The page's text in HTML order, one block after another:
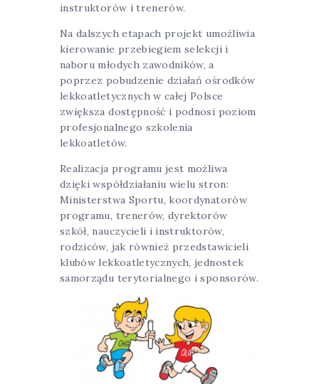
instruktorów i trenerów.
Na dalszych etapach projekt umożliwia
kierowanie przebiegiem selekcji i
naboru młodych zawodników, a
poprzez pobudzenie działań ośrodków
lekkoatletycznych w całej Polsce
zwiększa dostępność i podnosi poziom
profesjonalnego szkolenia
lekkoatletów.
Realizacja programu jest możliwa
dzięki współdziałaniu wielu stron:
Ministerstwa Sportu, koordynatorów
programu, trenerów, dyrektorów
szkół, nauczycieli i instruktorów,
rodziców, jak również przedstawicieli
klubów lekkoatletycznych, jednostek
samorządu terytorialnego i sponsorów.